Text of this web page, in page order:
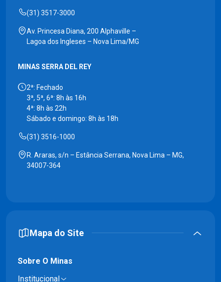
(31) 3517-3000
Av. Princesa Diana, 200 Alphaville –
Lagoa dos Ingleses – Nova Lima/MG
MINAS SERRA DEL REY
2ª: Fechado
3ª, 5ª, 6ª: 8h às 16h
4ª: 8h às 22h
Sábado e domingo: 8h às 18h
(31) 3516-1000
R. Araras, s/n – Estância Serrana, Nova Lima – MG,
34007-364
Mapa do Site
Sobre O Minas
Institucional